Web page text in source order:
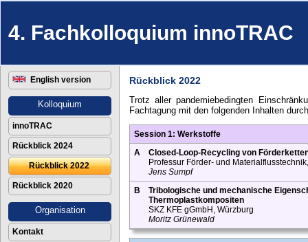
4. Fachkolloquium innoTRAC
English version
Kolloquium
innoTRAC
Rückblick 2024
Rückblick 2022
Rückblick 2020
Organisation
Kontakt
Rückblick 2022
Trotz aller pandemiebedingten
Fachtagung mit den folgenden Inhalten
Session 1: Werkstoffe
A
Closed-Loop-Recycling von
Professur Förder- und
Jens Sumpf
B
Tribologische und mechanische
Thermoplastkompositen
SKZ KFE gGmbH, Würzburg
Moritz Grünewald